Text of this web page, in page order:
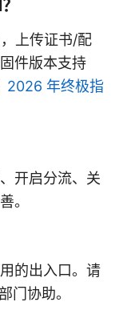
上传证书/配
件版本支持
2026 年终极指
开启分流、关
。
的出入口。请
门协助。